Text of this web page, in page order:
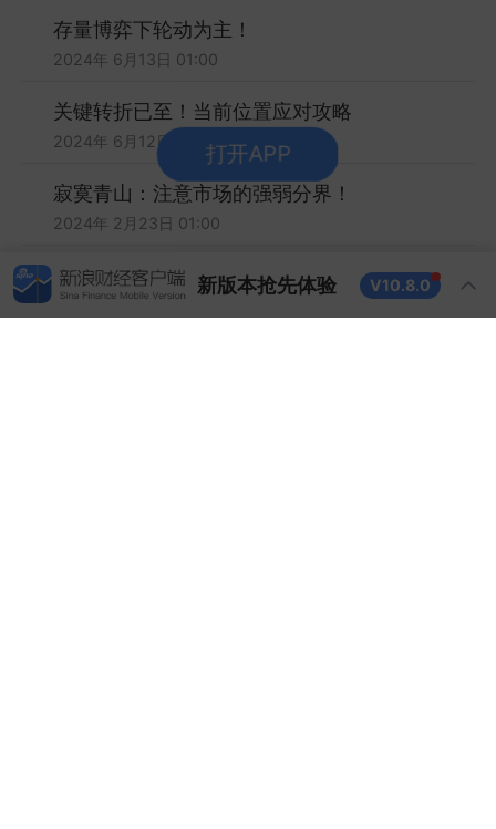
存量博弈下轮动为主！
2024年 6月13日 01:00
关键转折已至！当前位置应对攻略
2024年 6月12日 08:30
寂寞青山：注意市场的强弱分界！
2024年 2月23日 01:00
寂寞青山：反弹到达初段目标！
2024年 2月22日 00:45
新版本抢先体验 V10.8.0